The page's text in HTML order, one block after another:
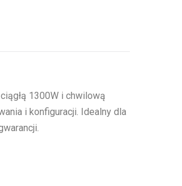
1300W i chwilową
i konfiguracji. Idealny dla